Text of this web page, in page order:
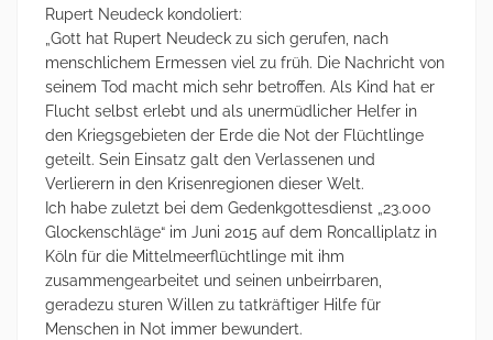
Rupert Neudeck kondoliert:
„Gott hat Rupert Neudeck zu sich gerufen, nach
menschlichem Ermessen viel zu früh. Die Nachricht von
seinem Tod macht mich sehr betroffen. Als Kind hat er
Flucht selbst erlebt und als unermüdlicher Helfer in
den Kriegsgebieten der Erde die Not der Flüchtlinge
geteilt. Sein Einsatz galt den Verlassenen und
Verlierern in den Krisenregionen dieser Welt.
Ich habe zuletzt bei dem Gedenkgottesdienst „23.000
Glockenschläge“ im Juni 2015 auf dem Roncalliplatz in
Köln für die Mittelmeerflüchtlinge mit ihm
zusammengearbeitet und seinen unbeirrbaren,
geradezu sturen Willen zu tatkräftiger Hilfe für
Menschen in Not immer bewundert.